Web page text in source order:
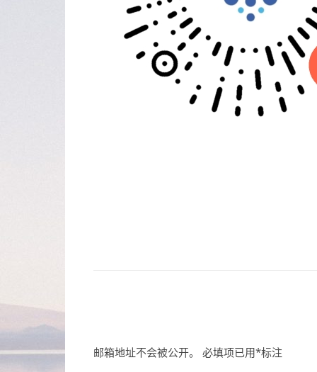
邮箱地址不会被公开。 必填项已用*标注